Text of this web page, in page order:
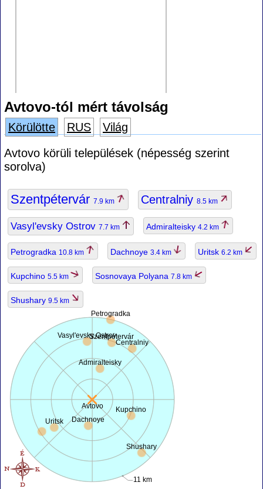
Avtovo-tól mért távolság
Körülötte RUS
Világ
Avtovo körüli települések (népesség szerint
sorolva)
Szentpétervár 7.9 km Centralniy 8.5 km
Vasyl'evsky Ostrov 7.7 km Admiralteisky 4.2 km
Petrogradka 10.8 km Dachnoye 3.4 km Uritsk 6.2 km
Kupchino 5.5 km Sosnovaya Polyana 7.8 km
Shushary 9.5 km
Avtovo
11 km
Szentpétervár
Centralniy
Vasyl'evsky Ostrov
Admiralteisky
Petrogradka
Dachnoye
Uritsk
Kupchino
Shushary